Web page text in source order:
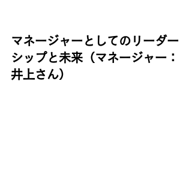
マネージャーとしてのリーダー
シップと未来（マネージャー：
井上さん）